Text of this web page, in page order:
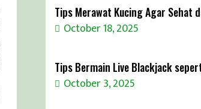
Tips Merawat Kucing Agar Sehat
October 18, 2025
Tips Bermain Live Blackjack
October 3, 2025